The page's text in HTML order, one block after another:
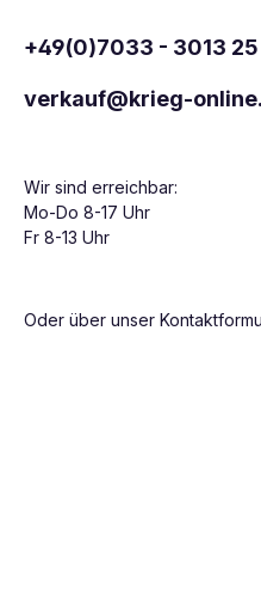
+49(0)7033 - 3013 25
verkauf@krieg-
Wir sind erreichbar:
Mo-Do 8-17 Uhr
Fr 8-13 Uhr
Oder über unser